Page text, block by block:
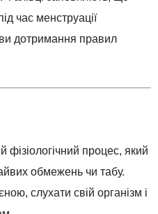
час менструації
дотримання правил
процес, який
обмежень чи табу.
слухати свій організм і